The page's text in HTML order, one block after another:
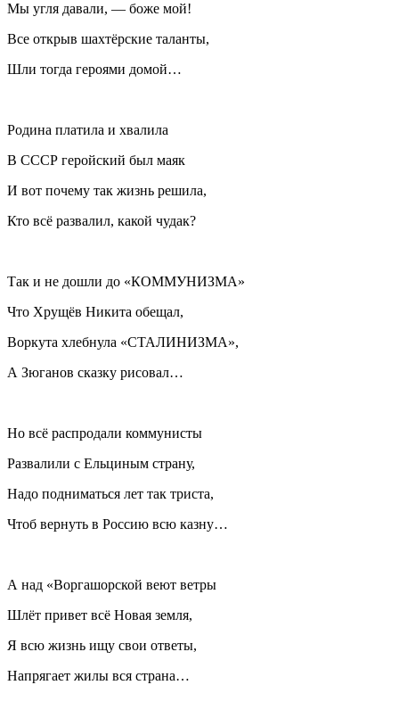
Мы угля давали, — боже мой!
Все открыв шахтёрские таланты,
Шли тогда героями домой…
Родина платила и хвалила
В СССР геройский был маяк
И вот почему так жизнь решила,
Кто всё развалил, какой чудак?
Так и не дошли до «КОММУНИЗМА»
Что Хрущёв Никита обещал,
Воркута хлебнула «СТАЛИНИЗМА»,
А Зюганов сказку рисовал…
Но всё распродали коммунисты
Развалили с Ельциным страну,
Надо подниматься лет так триста,
Чтоб вернуть в Россию всю казну…
А над «Воргашорской веют ветры
Шлёт привет всё Новая земля,
Я всю жизнь ищу свои ответы,
Напрягает жилы вся страна…